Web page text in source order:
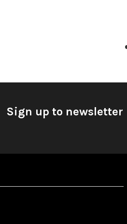
Sign up to newsletter